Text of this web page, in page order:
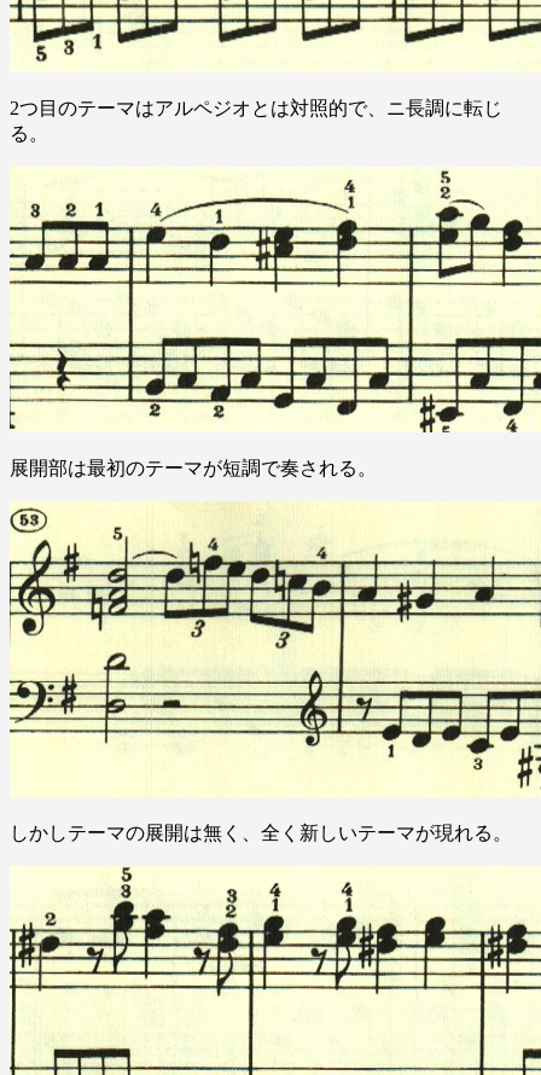
2つ目のテーマはアルペジオとは対照的で、ニ長調に転じ
る。
展開部は最初のテーマが短調で奏される。
しかしテーマの展開は無く、全く新しいテーマが現れる。